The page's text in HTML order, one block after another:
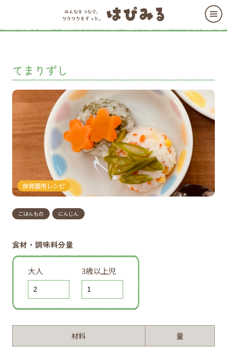
てまりずし
保育園用レシピ
ごはんもの にんじん
食材・調味料分量
大人 3歳以上児
材料 量